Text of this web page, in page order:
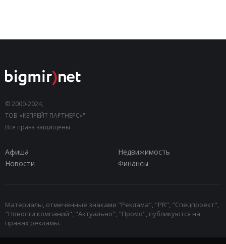
© 2000-2024,
ТОВ «КЕПРЕЙТ ПАРТНЕРС»".
Все права защищены.
Афиша
Недвижимость
Новости
Финансы
Материалы, отмеченные знаками "Реклама", "PR", "Спецпроект",
"Новости компаний", "Актуально", "Промо", публикуются на
правах рекламы.